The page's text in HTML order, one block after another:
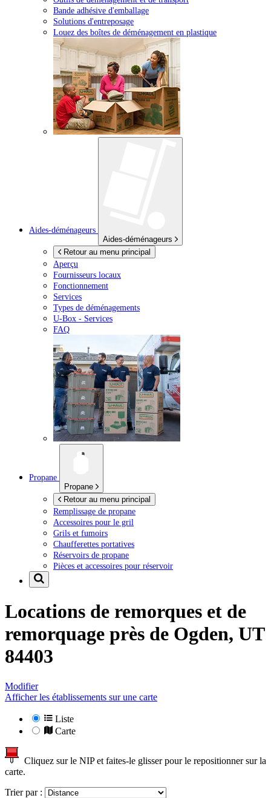
Bande adhésive d'emballage
Solutions d'entreposage
Louez des boîtes de déménagement en plastique
Aides-déménageurs
Aides-déménageurs
Retour au menu principal
Aperçu
Fournisseurs locaux
Fonctionnement
Services
Types de déménagements
U-Box - Services
FAQ
Propane
Propane
Retour au menu principal
Remplissage de propane
Accessoires pour le gril
Grils et fumoirs
Chaufferettes portatives
Réservoirs de propane
Pièces et accessoires pour réservoir
Locations de remorques et de
remorquage près de Ogden, UT
84403
Modifier
Afficher les établissements sur une carte
Liste
Carte
Cliquez sur le NIP et faites-le glisser pour le repositionner sur la
carte.
Trier par :